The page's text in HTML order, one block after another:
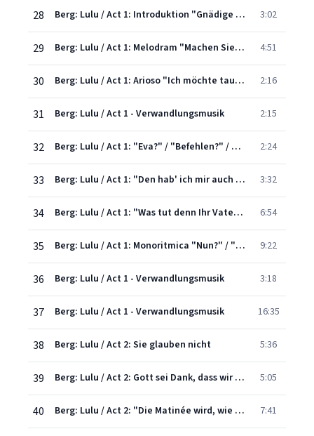
28 Berg: Lulu / Act 1: Introduktion "Gnädige Frau..." / Canon "Sie bekommen mich noch lange nicht" / Coda "Wie ist dir?" 3:02
29 Berg: Lulu / Act 1: Melodram "Machen Sie auf!"/Canzonetta "Auf einmal springt er auf" /Recit.:"Noch nicht wieder zur Besinnung gekommen?"/Duett: "Kannst du die Wahrheit.." 4:51
30 Berg: Lulu / Act 1: Arioso "Ich möchte tauschen mit dir, Toter!" /Inter- ludium und Trio: Canon "Wollen Sie mir zuhaken" 2:16
31 Berg: Lulu / Act 1 - Verwandlungsmusik 2:15
32 Berg: Lulu / Act 1: "Eva?" / "Befehlen?" / Duettino "Ich finde, du siehst heute reizend aus" / 1. Kammermusik 2:24
33 Berg: Lulu / Act 1: "Den hab' ich mir auch ganz anders vorgestellt" 3:32
34 Berg: Lulu / Act 1: "Was tut denn Ihr Vater da?" Sonate "Wenn ich ihr Mann wäre" 6:54
35 Berg: Lulu / Act 1: Monoritmica "Nun?" / "Du hast eine halbe Million geheiratet" 9:22
36 Berg: Lulu / Act 1 - Verwandlungsmusik 3:18
37 Berg: Lulu / Act 1 - Verwandlungsmusik 16:35
38 Berg: Lulu / Act 2: Sie glauben nicht 5:36
39 Berg: Lulu / Act 2: Gott sei Dank, dass wir endlich zuhause sind 5:05
40 Berg: Lulu / Act 2: "Die Matinée wird, wie ich mir denke" 7:41